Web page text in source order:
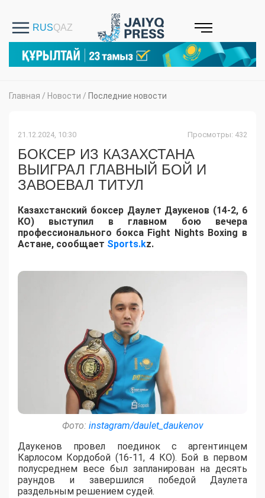
Главная / Новости / Последние новости
21.12.2024, 10:30 Просмотры: 432
БОКСЕР ИЗ КАЗАХСТАНА
ВЫИГРАЛ ГЛАВНЫЙ БОЙ И
ЗАВОЕВАЛ ТИТУЛ
Казахстанский боксер Даулет Даукенов (14-2, 6
КО) выступил в главном бою вечера
профессионального бокса Fight Nights Boxing в
Астане, сообщает Sports.kz.
Фото: instagram/daulet_daukenov
Даукенов провел поединок с аргентинцем
Карлосом Кордобой (16-11, 4 КО). Бой в первом
полусреднем весе был запланирован на десять
раундов и завершился победой Даулета
раздельным решением судей.